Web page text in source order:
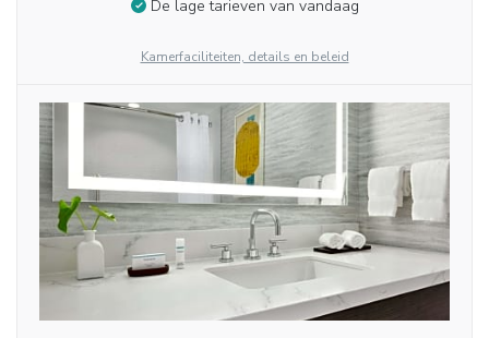
De lage tarieven van vandaag
Kamerfaciliteiten, details en beleid